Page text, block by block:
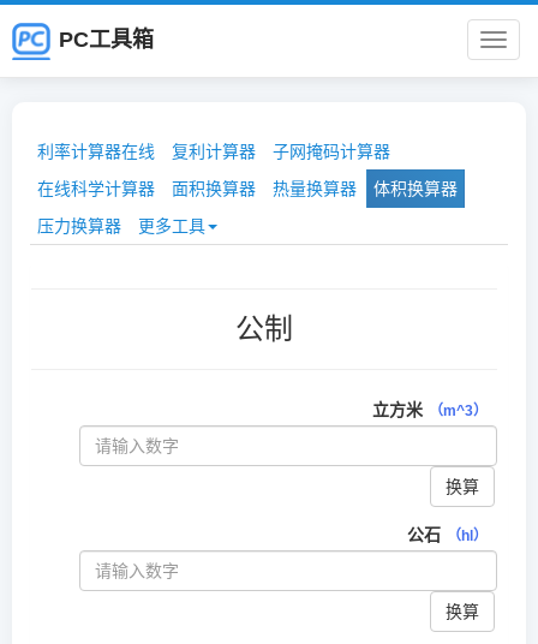
PC
箱
PC工具箱
利率计算器在线 复利计算器
子网掩码计算器
在线科学计算器
面积换算器 热量换算器
体积换算器
压力换算器
更多工具
公制
立方米 （m^3）
换算
公石 （hl）
换算